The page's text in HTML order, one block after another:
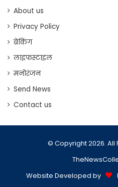
About us
Privacy Policy
ब्रेकिंग
लाइफस्टाइल
मनोरंजन
Send News
Contact us
© Copyright 2026. All
Website Developed by